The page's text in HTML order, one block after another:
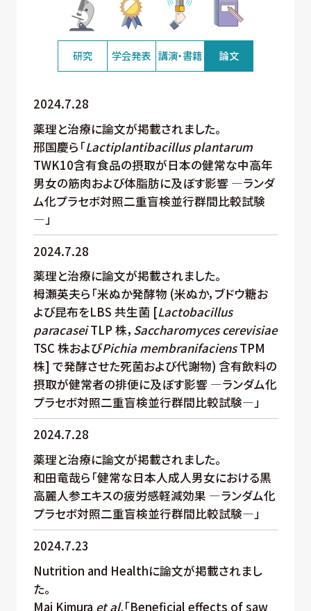
研究 学会発表 講演・書籍 論文
2024.7.28
薬理と治療に論文が掲載されました。
邢国慶ら「Lactiplantibacillus plantarum
TWK10含有食品の摂取が日本の健常な中高年
男女の筋肉および体脂肪に及ぼす影響 ―ランダ
ム化プラセボ対照二重盲検並行群間比較試験
―」
2024.7.28
薬理と治療に論文が掲載されました。
栂瀬英夫ら「米ぬか発酵物 (米ぬか，ブドウ糖お
よび昆布をLBS 共生菌 [Lactobacillus
paracaseiTLP 株， Saccharomyces cerevisiae
TSC 株およびPichia membranifaciensTPM
株] で発酵させた死菌および代謝物) 含有飲料の
摂取が健常者の排便に及ぼす影響 ―ランダム化
プラセボ対照二重盲検並行群間比較試験―」
2024.7.28
薬理と治療に論文が掲載されました。
和田竜哉ら「健常な日本人成人男女における黒
高麗人参エキスの疲労感軽減効果 ―ランダム化
プラセボ対照二重盲検並行群間比較試験―」
2024.7.23
Nutrition and Healthに論文が掲載されまし
た。
Mai Kimura et al.「Beneficial effects of saw